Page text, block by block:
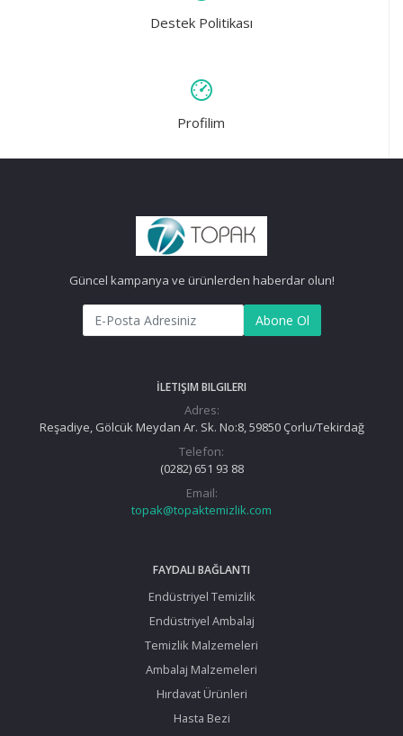
Destek Politikası
Profilim
Güncel kampanya ve ürünlerden haberdar olun!
Abone Ol
İLETIŞIM BILGILERI
Adres:
Reşadiye, Gölcük Meydan Ar. Sk. No:8, 59850 Çorlu/Tekirdağ
Telefon:
(0282) 651 93 88
Email:
topak@topaktemizlik.com
FAYDALI BAĞLANTI
Endüstriyel Temizlik
Endüstriyel Ambalaj
Temizlik Malzemeleri
Ambalaj Malzemeleri
Hırdavat Ürünleri
Hasta Bezi